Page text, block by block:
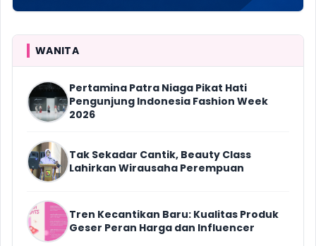
WANITA
Pertamina Patra Niaga Pikat Hati
Pengunjung Indonesia Fashion Week
2026
Tak Sekadar Cantik, Beauty Class
Lahirkan Wirausaha Perempuan
Tren Kecantikan Baru: Kualitas Produk
Geser Peran Harga dan Influencer